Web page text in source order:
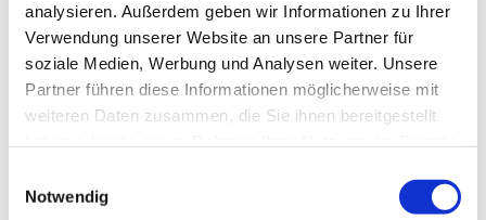
analysieren. Außerdem geben wir Informationen zu Ihrer
Verwendung unserer Website an unsere Partner für
soziale Medien, Werbung und Analysen weiter. Unsere
Partner führen diese Informationen möglicherweise mit
weiteren Daten zusammen, die Sie ihnen bereitgestellt
Notwendig
Kleingruppe. Fragen Sie nach bei Diakonin Kerstin
Frerichs, Tel. 0176/47 666 706. Unkosten keine, Spaß
sehr viel. ;)